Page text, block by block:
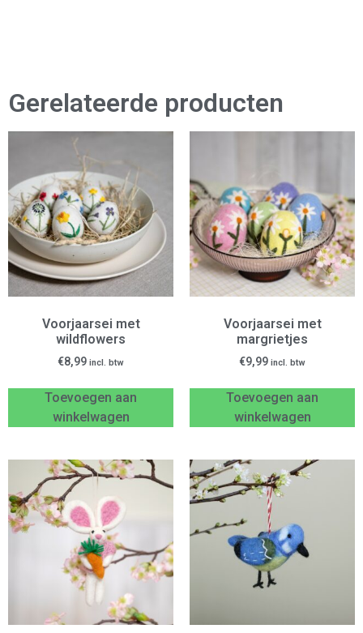
Gerelateerde producten
Voorjaarsei met
wildflowers
€8,99 incl. btw
Toevoegen aan
winkelwagen
Voorjaarsei met
margrietjes
€9,99 incl. btw
Toevoegen aan
winkelwagen